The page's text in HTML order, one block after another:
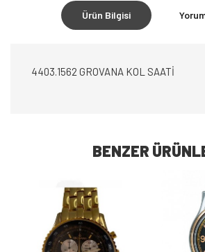
Ürün Bilgisi
4403.1562 GROVANA KOL SAATİ
BENZER